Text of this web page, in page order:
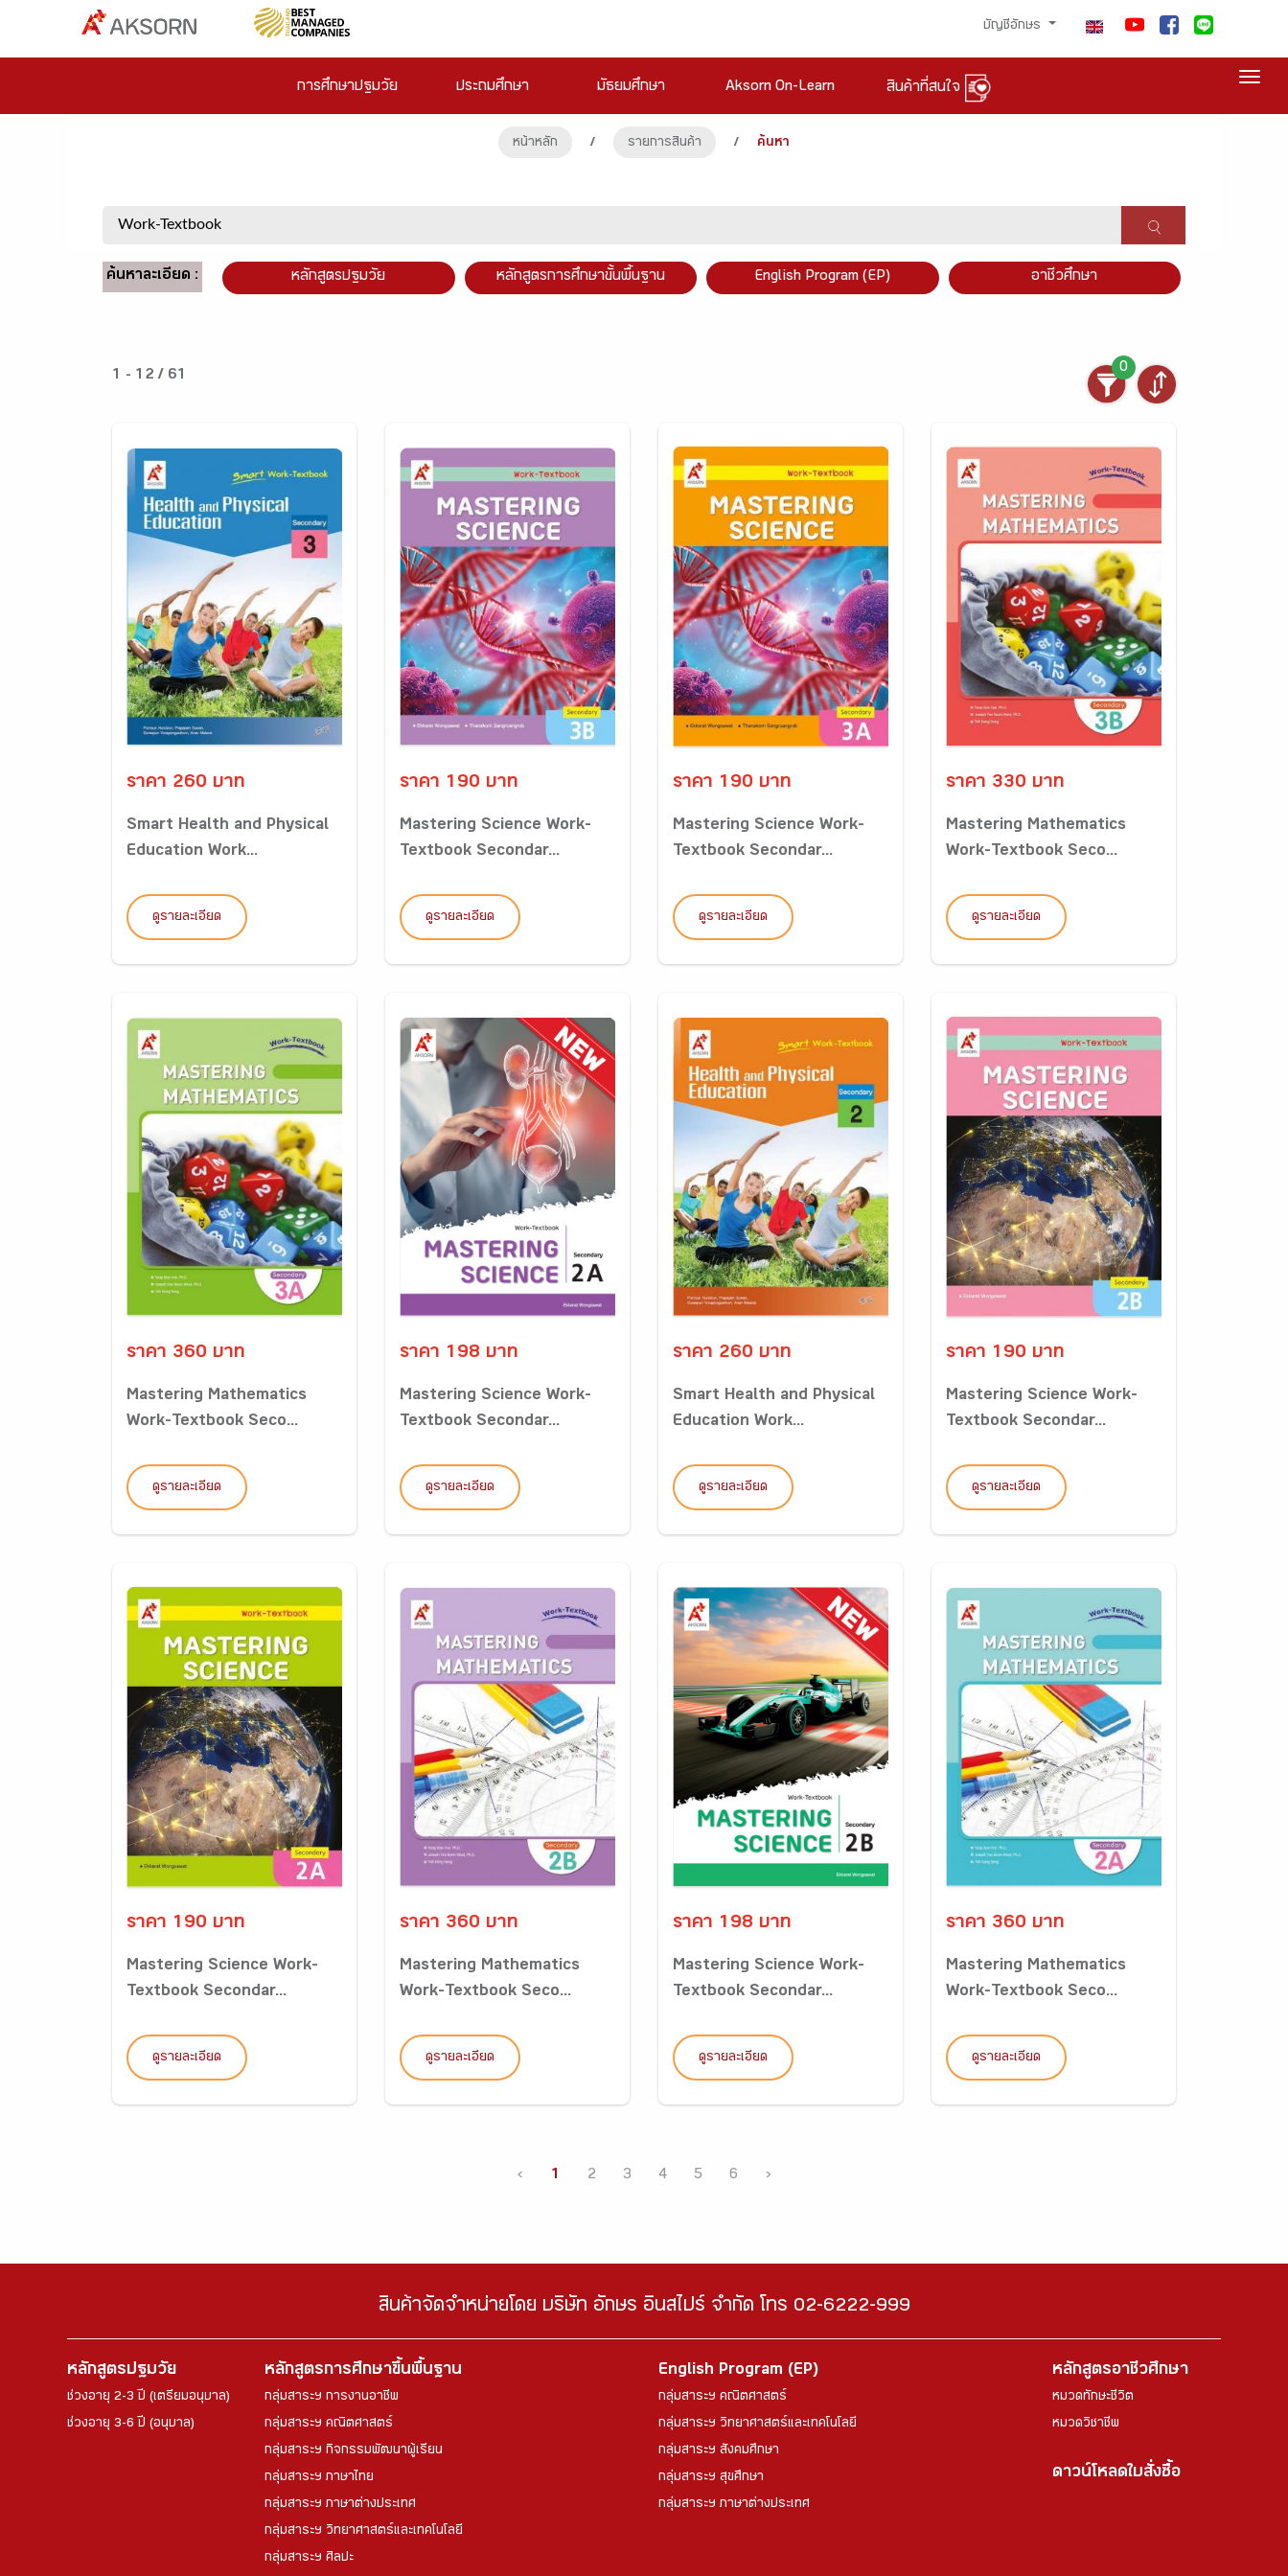
บัญชีอักษร
การศึกษาปฐมวัย ประถมศึกษา มัธยมศึกษา Aksorn On-Learn สินค้าที่สนใจ
หน้าหลัก / รายการสินค้า / ค้นหา
ค้นหาละเอียด : หลักสูตรปฐมวัย หลักสูตรการศึกษาขั้นพื้นฐาน English Program (EP) อาชีวศึกษา
1 - 12 / 61
0
ราคา 260 บาท
Smart Health and Physical
Education Work...
ดูรายละเอียด
ราคา 190 บาท
Mastering Science Work-
Textbook Secondar...
ดูรายละเอียด
ราคา 190 บาท
Mastering Science Work-
Textbook Secondar...
ดูรายละเอียด
ราคา 330 บาท
Mastering Mathematics
Work-Textbook Seco...
ดูรายละเอียด
ราคา 360 บาท
Mastering Mathematics
Work-Textbook Seco...
ดูรายละเอียด
ราคา 198 บาท
Mastering Science Work-
Textbook Secondar...
ดูรายละเอียด
ราคา 260 บาท
Smart Health and Physical
Education Work...
ดูรายละเอียด
ราคา 190 บาท
Mastering Science Work-
Textbook Secondar...
ดูรายละเอียด
ราคา 190 บาท
Mastering Science Work-
Textbook Secondar...
ดูรายละเอียด
ราคา 360 บาท
Mastering Mathematics
Work-Textbook Seco...
ดูรายละเอียด
ราคา 198 บาท
Mastering Science Work-
Textbook Secondar...
ดูรายละเอียด
ราคา 360 บาท
Mastering Mathematics
Work-Textbook Seco...
ดูรายละเอียด
‹ 1 2 3 4 5 6 ›
สินค้าจัดจำหน่ายโดย บริษัท อักษร อินสไปร์ จำกัด โทร 02-6222-999
หลักสูตรปฐมวัย
ช่วงอายุ 2-3 ปี (เตรียมอนุบาล)
ช่วงอายุ 3-6 ปี (อนุบาล)
หลักสูตรการศึกษาขึ้นพื้นฐาน
กลุ่มสาระฯ การงานอาชีพ
กลุ่มสาระฯ คณิตศาสตร์
กลุ่มสาระฯ กิจกรรมพัฒนาผู้เรียน
กลุ่มสาระฯ ภาษาไทย
กลุ่มสาระฯ ภาษาต่างประเทศ
กลุ่มสาระฯ วิทยาศาสตร์และเทคโนโลยี
กลุ่มสาระฯ ศิลปะ
English Program (EP)
กลุ่มสาระฯ คณิตศาสตร์
กลุ่มสาระฯ วิทยาศาสตร์และเทคโนโลยี
กลุ่มสาระฯ สังคมศึกษา
กลุ่มสาระฯ สุขศึกษา
กลุ่มสาระฯ ภาษาต่างประเทศ
หลักสูตรอาชีวศึกษา
หมวดทักษะชีวิต
หมวดวิชาชีพ
ดาวน์โหลดใบสั่งซื้อ